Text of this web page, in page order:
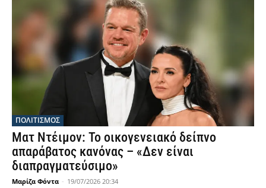
ΠΟΛΙΤΙΣΜΟΣ
Ματ Ντέιμον: Το οικογενειακό δείπνο
απαράβατος κανόνας – «Δεν είναι
διαπραγματεύσιμο»
Μαρίζα Φόντα - 19/07/2026 20:34